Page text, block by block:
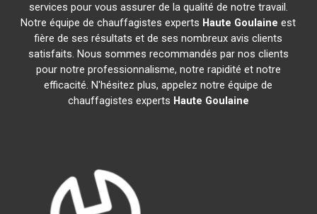
services pour vous assurer de la qualité de notre travail.
Notre équipe de chauffagistes experts Haute Goulaine est
fière de ses résultats et de ses nombreux avis clients
satisfaits. Nous sommes recommandés par nos clients
pour notre professionnalisme, notre rapidité et notre
efficacité. N'hésitez plus, appelez notre équipe de
chauffagistes experts Haute Goulaine